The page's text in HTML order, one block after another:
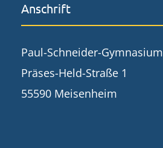
Anschrift
Paul-Schneider-Gymnasium
Präses-Held-Straße 1
55590 Meisenheim